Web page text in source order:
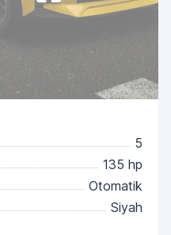
5
135 hp
Otomatik
Siyah